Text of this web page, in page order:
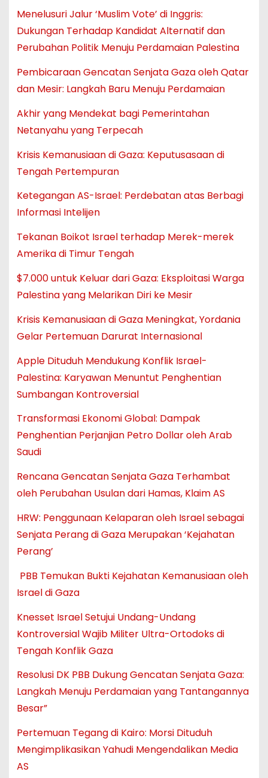
Menelusuri Jalur ‘Muslim Vote’ di Inggris:
Dukungan Terhadap Kandidat Alternatif dan
Perubahan Politik Menuju Perdamaian Palestina
Pembicaraan Gencatan Senjata Gaza oleh Qatar
dan Mesir: Langkah Baru Menuju Perdamaian
Akhir yang Mendekat bagi Pemerintahan
Netanyahu yang Terpecah
Krisis Kemanusiaan di Gaza: Keputusasaan di
Tengah Pertempuran
Ketegangan AS-Israel: Perdebatan atas Berbagi
Informasi Intelijen
Tekanan Boikot Israel terhadap Merek-merek
Amerika di Timur Tengah
$7.000 untuk Keluar dari Gaza: Eksploitasi Warga
Palestina yang Melarikan Diri ke Mesir
Krisis Kemanusiaan di Gaza Meningkat, Yordania
Gelar Pertemuan Darurat Internasional
Apple Dituduh Mendukung Konflik Israel-
Palestina: Karyawan Menuntut Penghentian
Sumbangan Kontroversial
Transformasi Ekonomi Global: Dampak
Penghentian Perjanjian Petro Dollar oleh Arab
Saudi
Rencana Gencatan Senjata Gaza Terhambat
oleh Perubahan Usulan dari Hamas, Klaim AS
HRW: Penggunaan Kelaparan oleh Israel sebagai
Senjata Perang di Gaza Merupakan ‘Kejahatan
Perang’
PBB Temukan Bukti Kejahatan Kemanusiaan oleh
Israel di Gaza
Knesset Israel Setujui Undang-Undang
Kontroversial Wajib Militer Ultra-Ortodoks di
Tengah Konflik Gaza
Resolusi DK PBB Dukung Gencatan Senjata Gaza:
Langkah Menuju Perdamaian yang Tantangannya
Besar”
Pertemuan Tegang di Kairo: Morsi Dituduh
Mengimplikasikan Yahudi Mengendalikan Media
AS